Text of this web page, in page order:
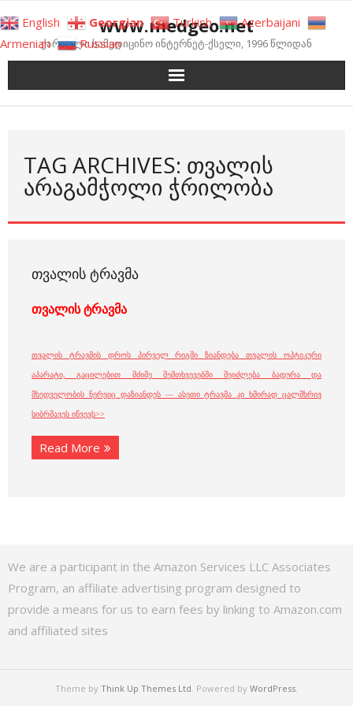
to
content
www.medgeo.net
ქართული სამედიცინო ინტერნეტ-ქსელი, 1996 წლიდან
TAG ARCHIVES: ᲗᲕᲐᲚᲘᲡ
ᲐᲠᲐᲒᲐᲛᲭᲝᲚᲘ ᲭᲠᲘᲚᲝᲑᲐ
ᲗᲕᲐᲚᲘᲡ ᲢᲠᲐᲕᲛᲐ
თვალის ტრავმა
თვალის ტრავმის დროს პირველ რიგში ზიანდება თვალის ოპტიკური
აპარატი, გაცილებით მძიმე შემთხვევებში შეიძლება ბადურა და
მხედველობის ნერვიც დაზიანდეს — ასეთი ტრავმა კი ხშირად ცალმხრივ
სიბრმავეს იწვევს>>
Read More
We are a participant in the Amazon Services LLC Associates
Program, an affiliate advertising program designed to
provide a means for us to earn fees by linking to Amazon.com
and affiliated sites
Theme by Think Up Themes Ltd. Powered by WordPress.
English Georgian Turkish
Azerbaijani
Armenian
Russian